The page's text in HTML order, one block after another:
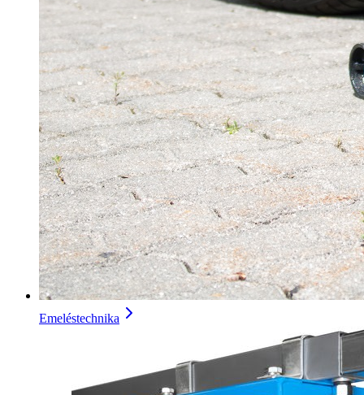
Emeléstechnika